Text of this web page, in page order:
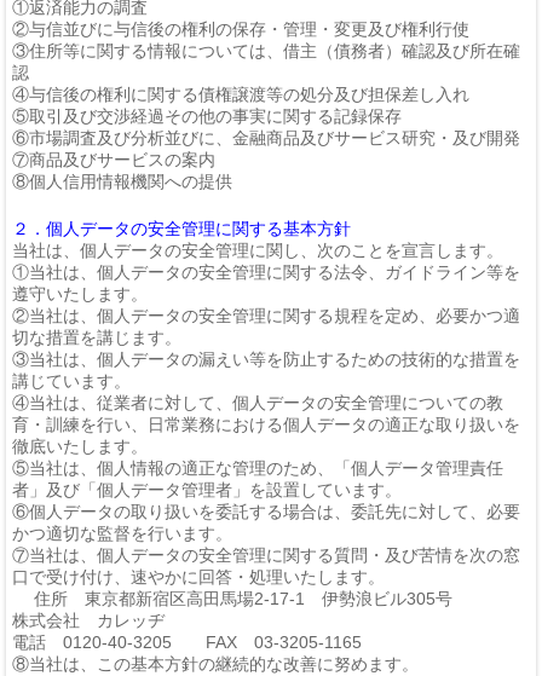
①返済能力の調査
②与信並びに与信後の権利の保存・管理・変更及び権利行使
③住所等に関する情報については、借主（債務者）確認及び所在確
認
④与信後の権利に関する債権譲渡等の処分及び担保差し入れ
⑤取引及び交渉経過その他の事実に関する記録保存
⑥市場調査及び分析並びに、金融商品及びサービス研究・及び開発
⑦商品及びサービスの案内
⑧個人信用情報機関への提供
２．個人データの安全管理に関する基本方針
当社は、個人データの安全管理に関し、次のことを宣言します。
①当社は、個人データの安全管理に関する法令、ガイドライン等を
遵守いたします。
②当社は、個人データの安全管理に関する規程を定め、必要かつ適
切な措置を講じます。
③当社は、個人データの漏えい等を防止するための技術的な措置を
講じています。
④当社は、従業者に対して、個人データの安全管理についての教
育・訓練を行い、日常業務における個人データの適正な取り扱いを
徹底いたします。
⑤当社は、個人情報の適正な管理のため、「個人データ管理責任
者」及び「個人データ管理者」を設置しています。
⑥個人データの取り扱いを委託する場合は、委託先に対して、必要
かつ適切な監督を行います。
⑦当社は、個人データの安全管理に関する質問・及び苦情を次の窓
口で受け付け、速やかに回答・処理いたします。
住所 東京都新宿区高田馬場2-17-1 伊勢浪ビル305号
株式会社 カレッヂ
電話 0120-40-3205 FAX 03-3205-1165
⑧当社は、この基本方針の継続的な改善に努めます。